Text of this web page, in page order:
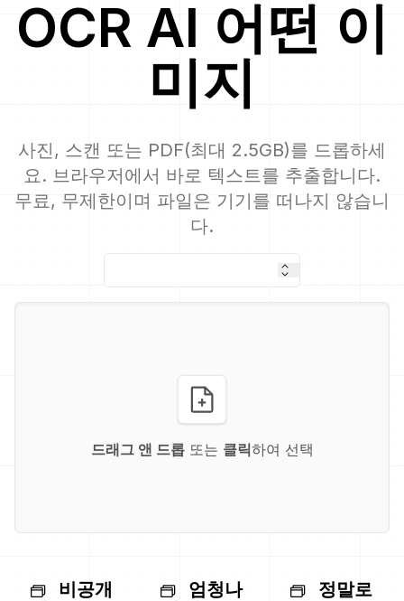
OCR AI 어떤 이
미지
사진, 스캔 또는 PDF(최대 2.5GB)를 드롭하세
요. 브라우저에서 바로 텍스트를 추출합니다.
무료, 무제한이며 파일은 기기를 떠나지 않습니
다.
드래그 앤 드롭또는 클릭하여 선택
비공개
엄청나
정말로